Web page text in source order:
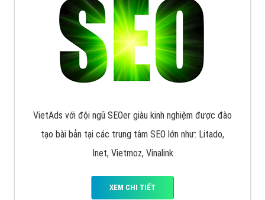
Công ty SEO Website